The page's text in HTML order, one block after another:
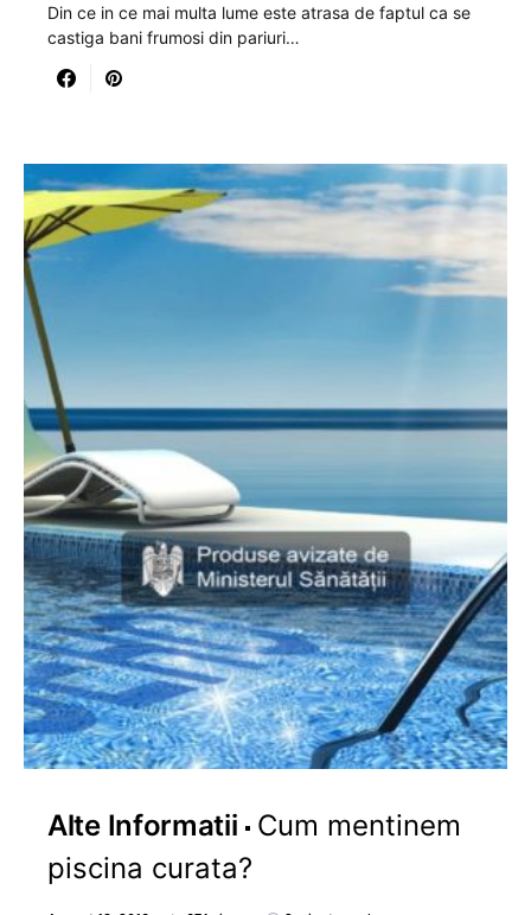
Din ce in ce mai multa lume este atrasa de faptul ca se
castiga bani frumosi din pariuri…
Alte Informatii
Cum mentinem
piscina curata?